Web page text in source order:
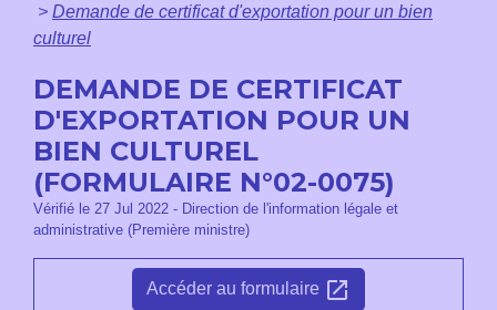
> Demande de certificat d'exportation pour un bien
culturel
DEMANDE DE CERTIFICAT
D'EXPORTATION POUR UN
BIEN CULTUREL
(FORMULAIRE N°02-0075)
Vérifié le 27 Jul 2022 - Direction de l'information légale et
administrative (Première ministre)
Accéder au formulaire open_in_new